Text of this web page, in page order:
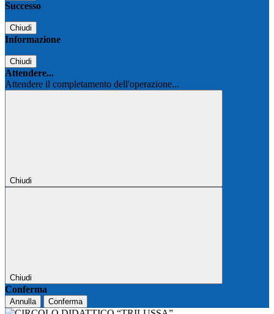
Successo
Chiudi
Informazione
Chiudi
Attendere...
Attendere il completamento dell'operazione...
Chiudi
Chiudi
Conferma
Annulla Conferma